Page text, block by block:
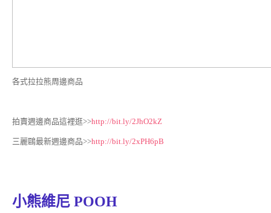
各式拉拉熊周邊商品
拍賣週邊商品這裡逛>>http://bit.ly/2JhO2kZ
三麗鷗最新週邊商品>>http://bit.ly/2xPH6pB
小熊維尼 POOH